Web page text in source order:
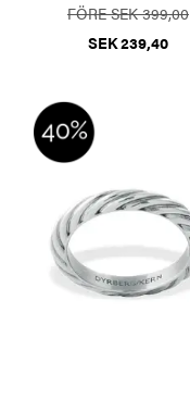
FÖRE SEK 399,00
SEK 239,40